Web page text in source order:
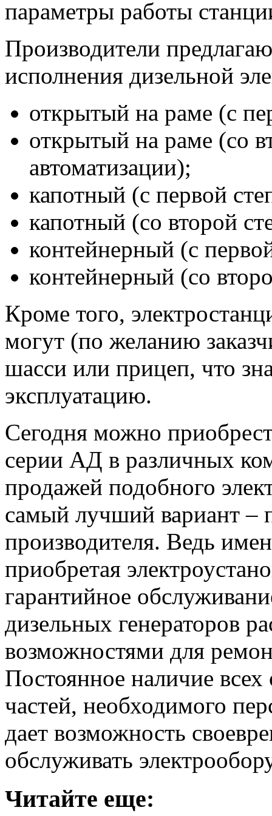
параметры работы
Производители
исполнения дизельной
открытый на раме (с
открытый на раме (со
автоматизации);
капотный (с первой
капотный (со второй
контейнерный (с
контейнерный (со
Кроме того,
могут (по желанию
шасси или прицеп, что
эксплуатацию.
Сегодня можно
серии АД в различных
продажей подобного
самый лучший вариант –
производителя. Ведь
приобретая
гарантийное
дизельных генераторов
возможностями для
Постоянное наличие
частей, необходимого
дает возможность
обслуживать
Читайте еще: